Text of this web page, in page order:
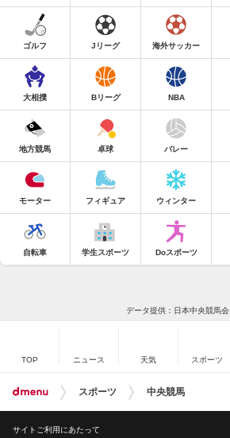
ゴルフ Jリーグ 海外サッカー
大相撲 Bリーグ NBA
地方競馬 卓球 バレー
モーター フィギュア ウィンター
自転車 学生スポーツ Doスポーツ
データ提供：日本中央競馬会
TOP ニュース 天気 スポーツ
スポーツ 中央競馬
サイトご利用にあたって